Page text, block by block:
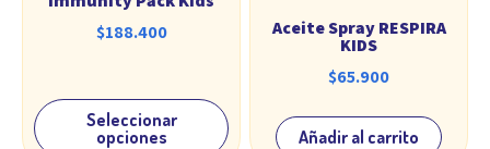
$188.400
Seleccionar
opciones
Aceite Spray RESPIRA
KIDS
$65.900
Añadir al carrito